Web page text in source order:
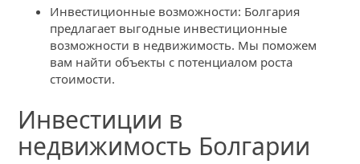
Инвестиционные возможности: Болгария
предлагает выгодные инвестиционные
возможности в недвижимость. Мы поможем
вам найти объекты с потенциалом роста
стоимости.
Инвестиции в
недвижимость Болгарии